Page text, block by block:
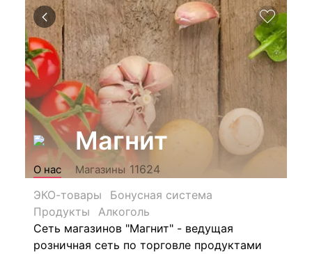
Магнит
О нас Магазины 11624
ЭКО-товары
Бонусная система
Продукты
Алкоголь
Сеть магазинов "Магнит" - ведущая
розничная сеть по торговле продуктами